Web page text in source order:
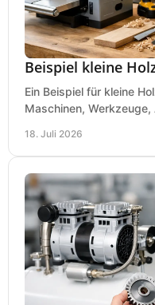
Beispiel kleine
Ein Beispiel für kleine
Maschinen,
18. Juli 2026